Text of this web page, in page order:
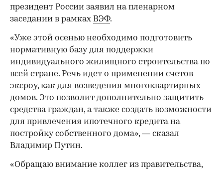
президент России заявил на пленарном
заседании в рамках ВЭФ.
«Уже этой осенью необходимо подготовить
нормативную базу для поддержки
индивидуального жилищного строительства по
всей стране. Речь идет о применении счетов
эксроу, как для возведения многоквартирных
домов. Это позволит дополнительно защитить
средства граждан, а также создать возможности
для привлечения ипотечного кредита на
постройку собственного дома», — сказал
Владимир Путин.
«Обращаю внимание коллег из правительства,